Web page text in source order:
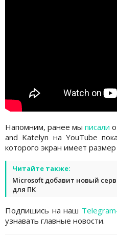
Напомним, ранее мы писали
and Katelyn на YouTube
которого экран имеет
Читайте также:
Microsoft добавит новый
для ПК
Подпишись на наш
узнавать главные новости.